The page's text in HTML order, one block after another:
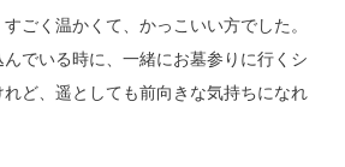
ごく温かくて、かっこいい方でした。
でいる時に、一緒にお墓参りに行くシ
ど、遥としても前向きな気持ちになれ